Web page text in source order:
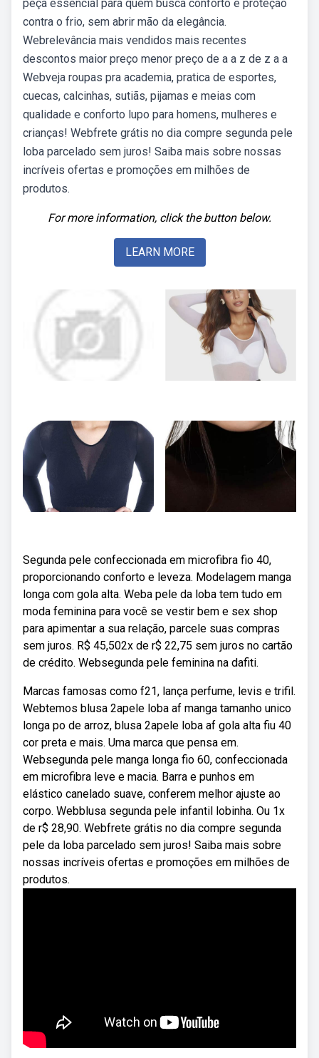
peça essencial para quem busca conforto e proteção
contra o frio, sem abrir mão da elegância.
Webrelevância mais vendidos mais recentes
descontos maior preço menor preço de a a z de z a a
Webveja roupas pra academia, pratica de esportes,
cuecas, calcinhas, sutiãs, pijamas e meias com
qualidade e conforto lupo para homens, mulheres e
crianças! Webfrete grátis no dia compre segunda pele
loba parcelado sem juros! Saiba mais sobre nossas
incríveis ofertas e promoções em milhões de
produtos.
For more information, click the button below.
LEARN MORE
Segunda pele confeccionada em microfibra fio 40,
proporcionando conforto e leveza. Modelagem manga
longa com gola alta. Weba pele da loba tem tudo em
moda feminina para você se vestir bem e sex shop
para apimentar a sua relação, parcele suas compras
sem juros. R$ 45,502x de r$ 22,75 sem juros no cartão
de crédito. Websegunda pele feminina na dafiti.
Marcas famosas como f21, lança perfume, levis e trifil.
Webtemos blusa 2apele loba af manga tamanho unico
longa po de arroz, blusa 2apele loba af gola alta fiu 40
cor preta e mais. Uma marca que pensa em.
Websegunda pele manga longa fio 60, confeccionada
em microfibra leve e macia. Barra e punhos em
elástico canelado suave, conferem melhor ajuste ao
corpo. Webblusa segunda pele infantil lobinha. Ou 1x
de r$ 28,90. Webfrete grátis no dia compre segunda
pele da loba parcelado sem juros! Saiba mais sobre
nossas incríveis ofertas e promoções em milhões de
produtos.